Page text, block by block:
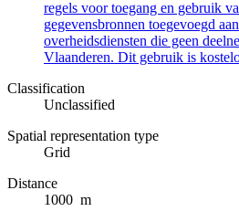
regels voor toegang en gebruik
gegevensbronnen toegevoegd
overheidsdiensten die geen
Vlaanderen. Dit gebruik is
Classification
Unclassified
Spatial representation type
Grid
Distance
1000 m